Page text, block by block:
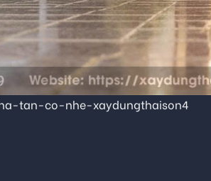
tan-co-nhe-xaydungthaison4